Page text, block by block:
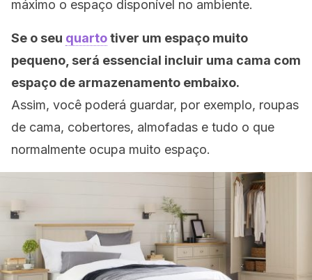
máximo o espaço disponível no ambiente.
Se o seu quartotiver um espaço muito
pequeno, será essencial incluir uma cama com
espaço de armazenamento embaixo.
Assim, você poderá guardar, por exemplo, roupas
de cama, cobertores, almofadas e tudo o que
normalmente ocupa muito espaço.